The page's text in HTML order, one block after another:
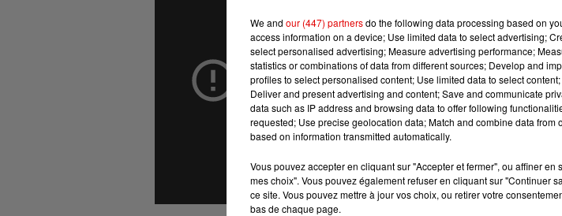
We and our (447) partnersdo the following data processing based on
access information on a device; Use limited data to select advertising;
select personalised advertising; Measure advertising performance;
statistics or combinations of data from different sources; Develop and
profiles to select personalised content; Use limited data to select
Deliver and present advertising and content; Save and communicate
data such as IP address and browsing data to offer following
requested; Use precise geolocation data; Match and combine data
based on information transmitted automatically.
Vous pouvez accepter en cliquant sur "Accepter et fermer", ou affiner
mes choix". Vous pouvez également refuser en cliquant sur "Continuer
ce site. Vous pouvez mettre à jour vos choix, ou retirer votre
bas de chaque page.